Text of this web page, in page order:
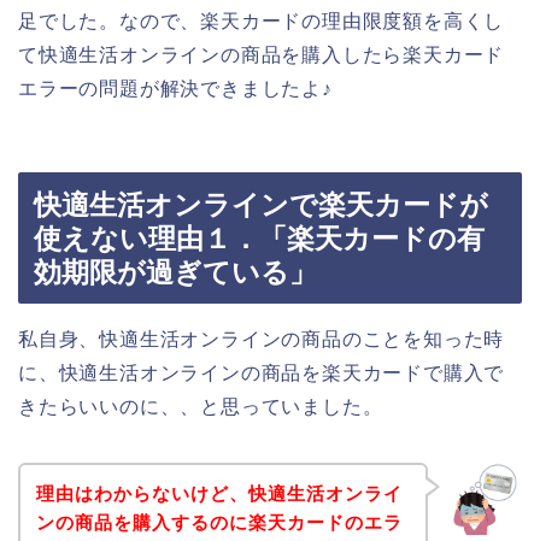
足でした。なので、楽天カードの理由限度額を高くし
て快適生活オンラインの商品を購入したら楽天カード
エラーの問題が解決できましたよ♪
快適生活オンラインで楽天カードが
使えない理由１．「楽天カードの有
効期限が過ぎている」
私自身、快適生活オンラインの商品のことを知った時
に、快適生活オンラインの商品を楽天カードで購入で
きたらいいのに、、と思っていました。
理由はわからないけど、快適生活オンライ
ンの商品を購入するのに楽天カードのエラ